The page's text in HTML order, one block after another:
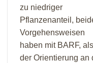
zu niedriger
Pflanzenanteil,
Vorgehensweisen
haben mit BARF,
der Orientierung an